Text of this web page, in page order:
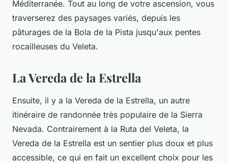
Méditerranée. Tout au long de votre ascension, vous
traverserez des paysages variés, depuis les
pâturages de la Bola de la Pista jusqu'aux pentes
rocailleuses du Veleta.
La Vereda de la Estrella
Ensuite, il y a la Vereda de la Estrella, un autre
itinéraire de randonnée très populaire de la Sierra
Nevada. Contrairement à la Ruta del Veleta, la
Vereda de la Estrella est un sentier plus doux et plus
accessible, ce qui en fait un excellent choix pour les